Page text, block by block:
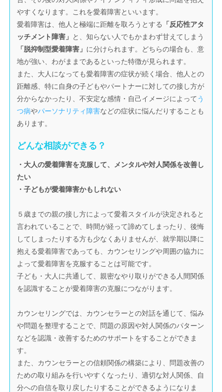
やすくなります。これを愛着障害といいます。
愛着障害は、他人と極端に距離を取ろうとする
「反応性アタ
ッチメント障害」 と、知らない人でもかまわず甘えてしまう
「脱抑制型愛着障害」 に分けられます。どちらの場合も、意
地が強い、わがままであるといった特徴が見られます。
また、大人になっても愛着障害の症状が続く場合、他人との
距離感、特に自身の子どもやパートナーに対しての接し方が
分からなかったり、不安定な感情・自己イメージによって う
つ病やパーソナリティ障害などの症状に悩んだりすることも
あります。
どんな相談ができる？
・大人の愛着障害を克服して、メンタルや対人関係を改善し
たい
・子どもが愛着障害かもしれない
５歳までの親の接し方によって愛着スタイルが決定されると
言われていることで、時間が経って諦めてしまったり、後悔
してしまったりする方も少なくありませんが、就学期以降に
抱える愛着障害であっても、カウンセリングや周囲の協力に
よって愛着障害を克服することは可能です。
子ども・大人に共通して、親密なやり取りができる人間関係
を認識することが愛着障害の克服につながります。
カウンセリングでは、カウンセラーとの対話を通じて、悩み
や問題を整理することで、問題の原因や対人関係のパターン
などを認識・改善するためのサポートをすることができま
す。
また、カウンセラーとの信頼関係の構築により、問題改善の
ための取り組みを行いやすくなったり、適切な対人関係、自
分への自信を取り戻したりすることができるようになりま